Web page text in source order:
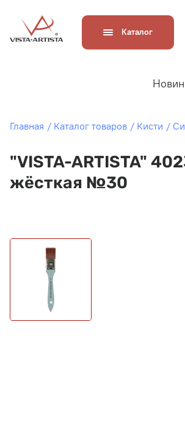
Каталог
Главная Каталог товаров Кисти
"VISTA-ARTISTA"
жёсткая №30